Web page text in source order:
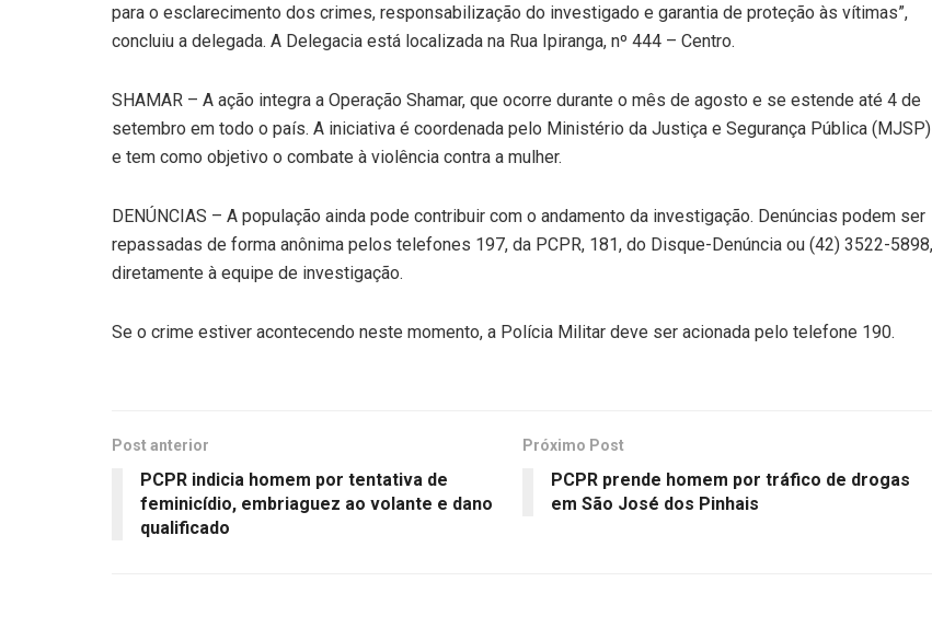
para o esclarecimento dos crimes, responsabilização do investigado e garantia de proteção às vítimas”,
concluiu a delegada. A Delegacia está localizada na Rua Ipiranga, nº 444 – Centro.
SHAMAR – A ação integra a Operação Shamar, que ocorre durante o mês de agosto e se estende até 4 de
setembro em todo o país. A iniciativa é coordenada pelo Ministério da Justiça e Segurança Pública (MJSP)
e tem como objetivo o combate à violência contra a mulher.
DENÚNCIAS – A população ainda pode contribuir com o andamento da investigação. Denúncias podem ser
repassadas de forma anônima pelos telefones 197, da PCPR, 181, do Disque-Denúncia ou (42) 3522-5898,
diretamente à equipe de investigação.
Se o crime estiver acontecendo neste momento, a Polícia Militar deve ser acionada pelo telefone 190.
Post anterior
PCPR indicia homem por tentativa de
feminicídio, embriaguez ao volante e dano
qualificado
Próximo Post
PCPR prende homem por tráfico de drogas
em São José dos Pinhais